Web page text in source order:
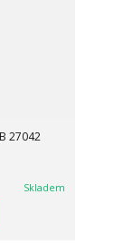
27042
Skladem